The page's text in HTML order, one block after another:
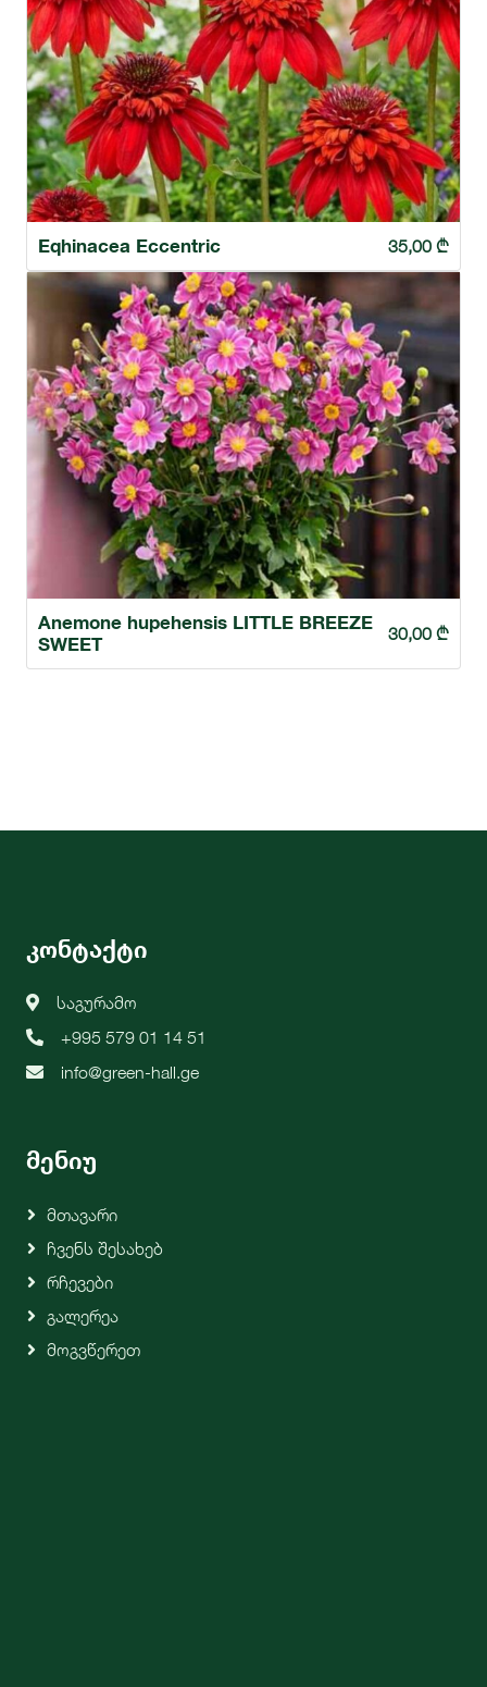
Eqhinacea Eccentric 35,00 ₾
Anemone hupehensis LITTLE BREEZE
SWEET
30,00 ₾
კონტაქტი
საგურამო
+995 579 01 14 51
info@green-hall.ge
მენიუ
Მთავარი
Ჩვენს Შესახებ
Რჩევები
Გალერეა
Მოგვწერეთ